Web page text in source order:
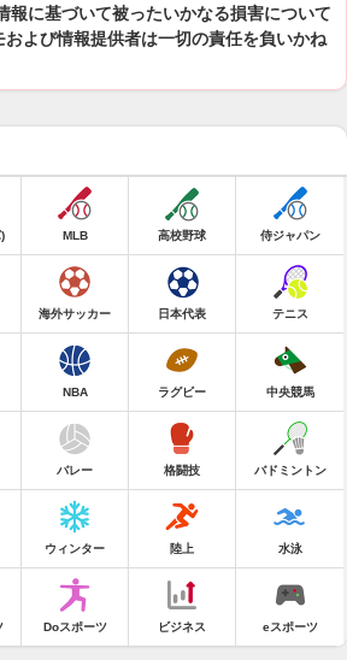
報に基づいて被ったいかなる損害について
よび情報提供者は一切の責任を負いかね
MLB 高校野球 侍ジャパン
海外サッカー 日本代表 テニス
NBA ラグビー 中央競馬
バレー 格闘技 バドミントン
ウィンター 陸上 水泳
Doスポーツ ビジネス eスポーツ